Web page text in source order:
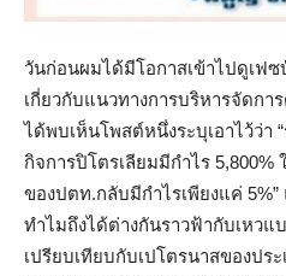
วันก่อนผมได้มีโอกาสเข้าไปดูเฟ
เกี่ยวกับแนวทางการบริหารจัดก
ได้พบเห็นโพสต์หนึ่งระบุเอาไว้ว่า
กิจการปิโตรเลียมมีกำไร
ของปตท.กลับมีกำไรเพียงแค่
ทำไมถึงได้ต่างกันราวฟ้ากับเหวแ
เปรียบเทียบกับเปโตรนาสของปร